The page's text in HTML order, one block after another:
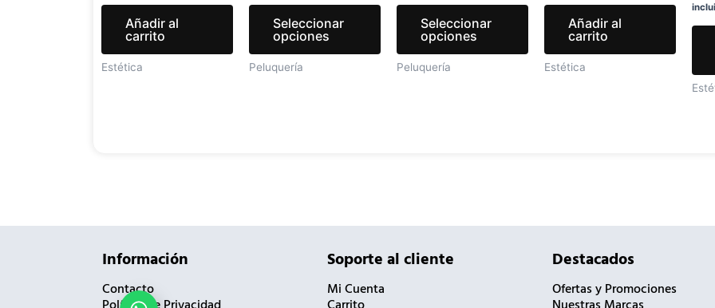
Añadir al
carrito
Estética
Seleccionar
opciones
la
de
producto
Peluquería
Seleccionar
opciones
la
de
producto
Peluquería
Añadir al
carrito
Estética
Información
Contacto
Soporte al cliente
Mi Cuenta
Destacados
Ofertas y Promociones